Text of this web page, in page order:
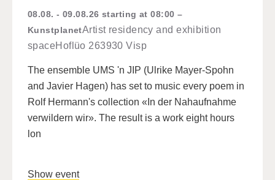
08.08. - 09.08.26 starting at 08:00
KunstplanetArtist residency and exhibition
spaceHoflüo 263930 Visp
The ensemble UMS 'n JIP (Ulrike Mayer-Spohn
and Javier Hagen) has set to music every poem in
Rolf Hermann's collection «In der Nahaufnahme
verwildern wir». The result is a work eight hours
lon
Show event